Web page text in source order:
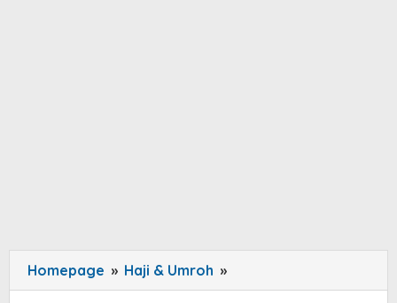
Homepage » Haji & Umroh »
Modernisasi